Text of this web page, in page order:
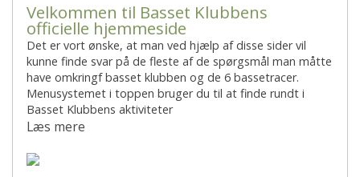
Velkommen til Basset Klubbens
officielle hjemmeside
Det er vort ønske, at man ved hjælp af disse sider vil
kunne finde svar på de fleste af de spørgsmål man måtte
have omkringf basset klubben og de 6 bassetracer.
Menusystemet i toppen bruger du til at finde rundt i
Basset Klubbens aktiviteter
Læs mere